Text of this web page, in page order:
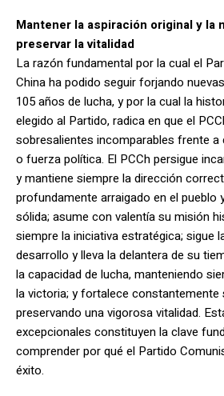
Mantener la aspiración original y la
preservar la vitalidad
La razón fundamental por la cual el
China ha podido seguir forjando
105 años de lucha, y por la cual la
elegido al Partido, radica en que el
sobresalientes incomparables frente
o fuerza política. El PCCh persigue
y mantiene siempre la dirección
profundamente arraigado en el pueblo
sólida; asume con valentía su misión
siempre la iniciativa estratégica; sigue
desarrollo y lleva la delantera de su
la capacidad de lucha, manteniendo
la victoria; y fortalece
preservando una vigorosa vitalidad.
excepcionales constituyen la clave
comprender por qué el Partido
éxito.